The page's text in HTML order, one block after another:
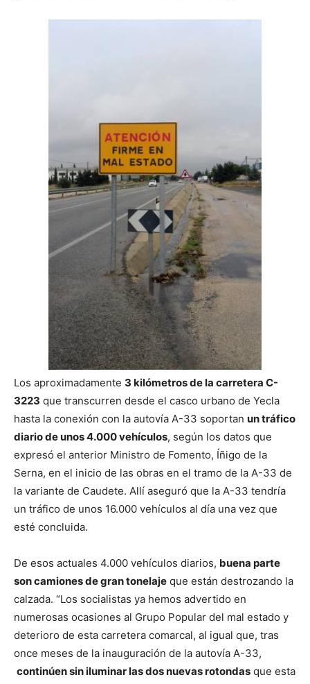
Los aproximadamente 3 kilómetros de la carretera C-
3223 que transcurren desde el casco urbano de Yecla
hasta la conexión con la autovía A-33 soportan un tráfico
diario de unos 4.000 vehículos, según los datos que
expresó el anterior Ministro de Fomento, Íñigo de la
Serna, en el inicio de las obras en el tramo de la A-33 de
la variante de Caudete. Allí aseguró que la A-33 tendría
un tráfico de unos 16.000 vehículos al día una vez que
esté concluida.
De esos actuales 4.000 vehículos diarios, buena parte
son camiones de gran tonelaje que están destrozando la
calzada. “Los socialistas ya hemos advertido en
numerosas ocasiones al Grupo Popular del mal estado y
deterioro de esta carretera comarcal, al igual que, tras
once meses de la inauguración de la autovía A-33,
continúen sin iluminar las dos nuevas rotondas que esta